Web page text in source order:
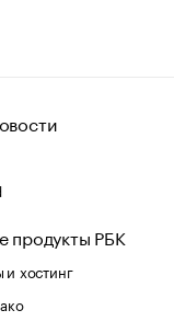
продукты РБК
хостинг